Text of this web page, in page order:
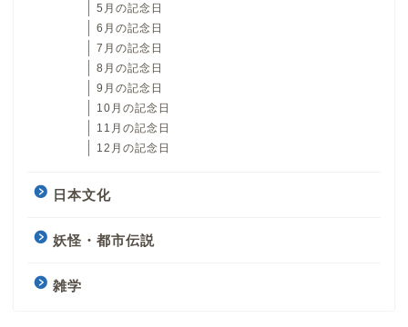
5月の記念日
6月の記念日
7月の記念日
8月の記念日
9月の記念日
10月の記念日
11月の記念日
12月の記念日
日本文化
妖怪・都市伝説
雑学